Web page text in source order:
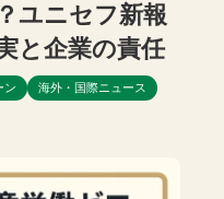
ユニセフ新報
と企業の責任
ン 海外・国際ニュース